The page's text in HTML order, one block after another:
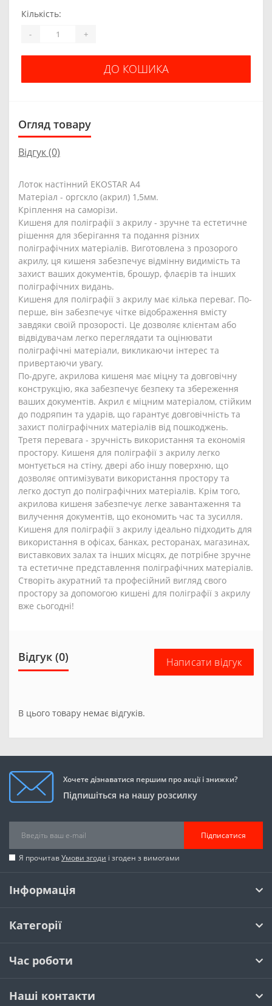
Кількість:
- +
ДО КОШИКА
Огляд товару
Відгук (0)
Лоток настінний EKOSTAR А4
Матеріал - оргскло (акрил) 1,5мм.
Кріплення на саморізи.
Кишеня для поліграфії з акрилу - зручне та естетичне
рішення для зберігання та подання різних
поліграфічних матеріалів. Виготовлена з прозорого
акрилу, ця кишеня забезпечує відмінну видимість та
захист ваших документів, брошур, флаєрів та інших
поліграфічних видань.
Кишеня для поліграфії з акрилу має кілька переваг. По-
перше, він забезпечує чітке відображення вмісту
завдяки своїй прозорості. Це дозволяє клієнтам або
відвідувачам легко переглядати та оцінювати
поліграфічні матеріали, викликаючи інтерес та
привертаючи увагу.
По-друге, акрилова кишеня має міцну та довговічну
конструкцію, яка забезпечує безпеку та збереження
ваших документів. Акрил є міцним матеріалом, стійким
до подряпин та ударів, що гарантує довговічність та
захист поліграфічних матеріалів від пошкоджень.
Третя перевага - зручність використання та економія
простору. Кишеня для поліграфії з акрилу легко
монтується на стіну, двері або іншу поверхню, що
дозволяє оптимізувати використання простору та
легко доступ до поліграфічних матеріалів. Крім того,
акрилова кишеня забезпечує легке завантаження та
вилучення документів, що економить час та зусилля.
Кишеня для поліграфії з акрилу ідеально підходить для
використання в офісах, банках, ресторанах, магазинах,
виставкових залах та інших місцях, де потрібне зручне
та естетичне представлення поліграфічних матеріалів.
Створіть акуратний та професійний вигляд свого
простору за допомогою кишені для поліграфії з акрилу
вже сьогодні!
Відгук (0) Написати відгук
В цього товару немає відгуків.
Хочете дізнаватися першим про акції і знижки?
Підпишіться на нашу розсилку
Підписатися
Я прочитавУмови згоди і згоден з вимогами
Інформація
Категорії
Час роботи
Наші контакти